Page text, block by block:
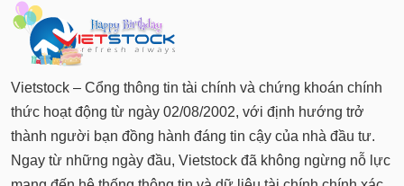
Vietstock – Cổng thông tin tài chính và chứng khoán chính
thức hoạt động từ ngày 02/08/2002, với định hướng trở
thành người bạn đồng hành đáng tin cậy của nhà đầu tư.
Ngay từ những ngày đầu, Vietstock đã không ngừng nỗ lực
chính
Dữ
liệu
tài